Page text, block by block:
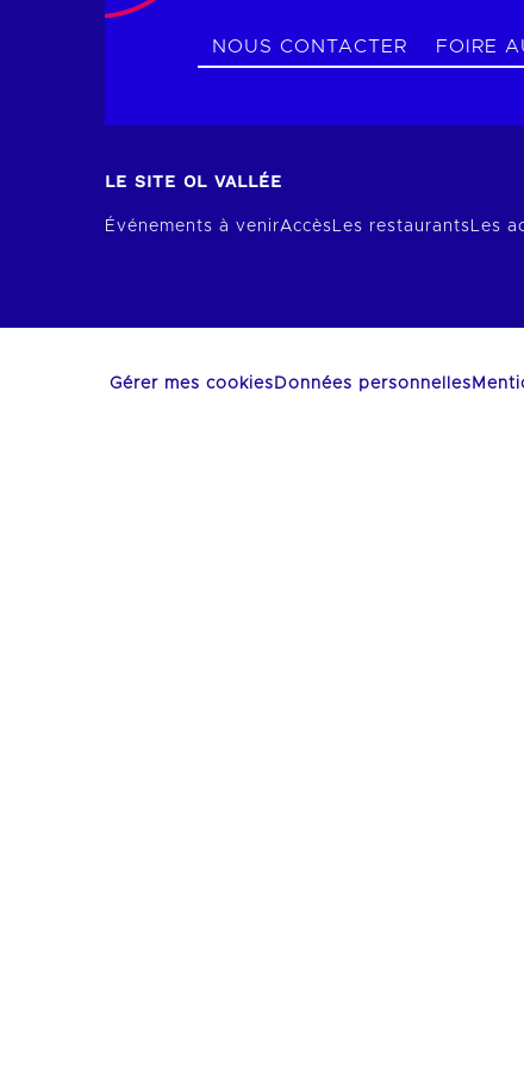
NOUS CONTACTER FOIRE
LE SITE OL VALLÉE
Événements à venirAccèsLes restaurantsLes
Gérer mes cookies Données personnelles